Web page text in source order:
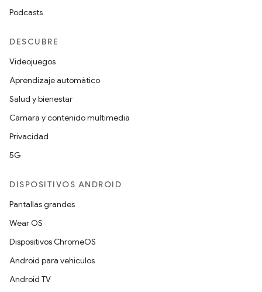
Podcasts
DESCUBRE
Videojuegos
Aprendizaje automático
Salud y bienestar
Cámara y contenido multimedia
Privacidad
5G
DISPOSITIVOS ANDROID
Pantallas grandes
Wear OS
Dispositivos ChromeOS
Android para vehículos
Android TV